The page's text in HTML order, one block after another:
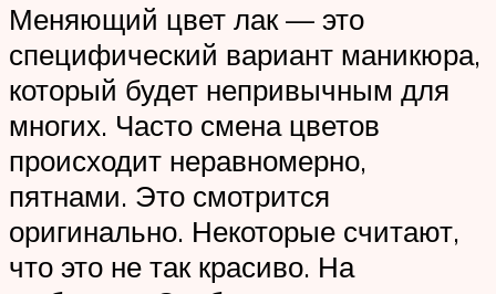
Меняющий цвет лак — это
специфический вариант маникюра,
который будет непривычным для
многих. Часто смена цветов
происходит неравномерно,
пятнами. Это смотрится
оригинально. Некоторые считают,
что это не так красиво. На